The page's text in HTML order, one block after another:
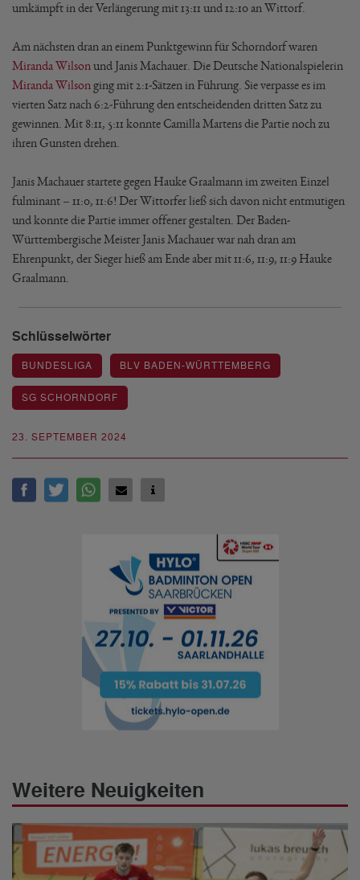
23. SEPTEMBER 2024
umkämpft in der Verlängerung mit 13:11 und 12:10 an Wittorf.
Am nächsten dran an einem Punktgewinn für Schorndorf waren
Miranda Wilson und Janis Machauer. Die Deutsche Nationalspielerin
Miranda Wilson ging mit 2:1-Sätzen in Führung. Sie verpasse es im
vierten Satz nach 6:2-Führung den entscheidenden dritten Satz zu
gewinnen. Mit 8:11, 5:11 konnte Camilla Martens die Partie noch zu
ihren Gunsten drehen.
Janis Machauer startete gegen Hauke Graalmann im zweiten Einzel
fulminant – 11:0, 11:6! Der Wittorfer ließ sich davon nicht entmutigen
und konnte die Partie immer offener gestalten. Der Baden-
Württembergische Meister Janis Machauer war nah dran am
Ehrenpunkt, der Sieger hieß am Ende aber mit 11:6, 11:9, 11:9 Hauke
Graalmann.
Schlüsselwörter
BUNDESLIGA BLV BADEN-WÜRTTEMBERG
SG SCHORNDORF
Weitere Neuigkeiten